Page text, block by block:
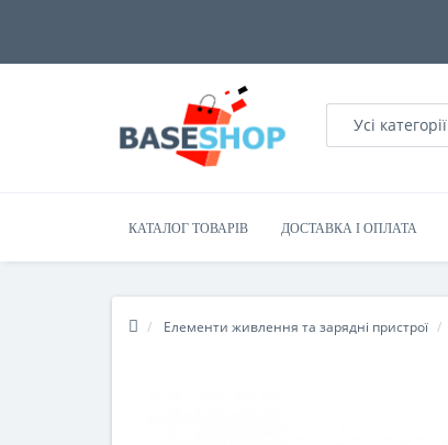
Усі категорії
КАТАЛОГ ТОВАРІВ ДОСТАВКА І ОПЛАТА
Елементи живлення та зарядні пристрої